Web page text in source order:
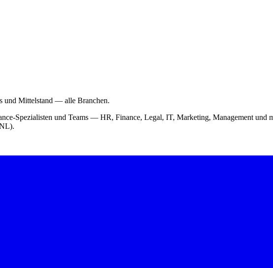
und Mittelstand — alle Branchen.
Spezialisten und Teams — HR, Finance, Legal, IT, Marketing, Management